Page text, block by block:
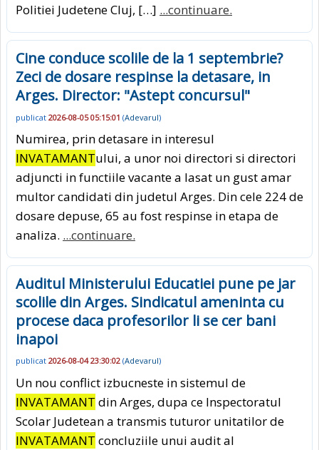
Politiei Judetene Cluj, […] ...continuare.
Cine conduce scolile de la 1 septembrie?
Zeci de dosare respinse la detasare, in
Arges. Director: "Astept concursul"
publicat 2026-08-05 05:15:01 (Adevarul)
Numirea, prin detasare in interesul
INVATAMANTului, a unor noi directori si directori
adjuncti in functiile vacante a lasat un gust amar
multor candidati din judetul Arges. Din cele 224 de
dosare depuse, 65 au fost respinse in etapa de
analiza. ...continuare.
Auditul Ministerului Educatiei pune pe jar
scolile din Arges. Sindicatul ameninta cu
procese daca profesorilor li se cer bani
inapoi
publicat 2026-08-04 23:30:02 (Adevarul)
Un nou conflict izbucneste in sistemul de
INVATAMANT din Arges, dupa ce Inspectoratul
Scolar Judetean a transmis tuturor unitatilor de
INVATAMANT concluziile unui audit al